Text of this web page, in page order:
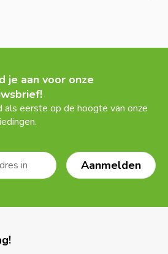
je aan voor onze
als eerste op de hoogte van onze